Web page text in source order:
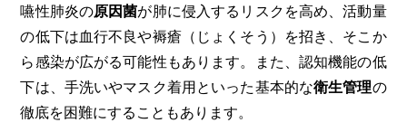
嚥性肺炎の原因菌が肺に侵入するリスクを高め、活動量
の低下は血行不良や褥瘡（じょくそう）を招き、そこか
ら感染が広がる可能性もあります。また、認知機能の低
下は、手洗いやマスク着用といった基本的な衛生管理の
徹底を困難にすることもあります。